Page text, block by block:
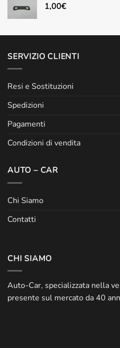
1,00€
SERVIZIO CLIENTI
Resi e Sostituzioni
Spedizioni
Pagamenti
Condizioni di vendita
AUTO – CAR
Chi Siamo
Contatti
CHI SIAMO
Auto-Car, specializzata nella
presente sul mercato da 40